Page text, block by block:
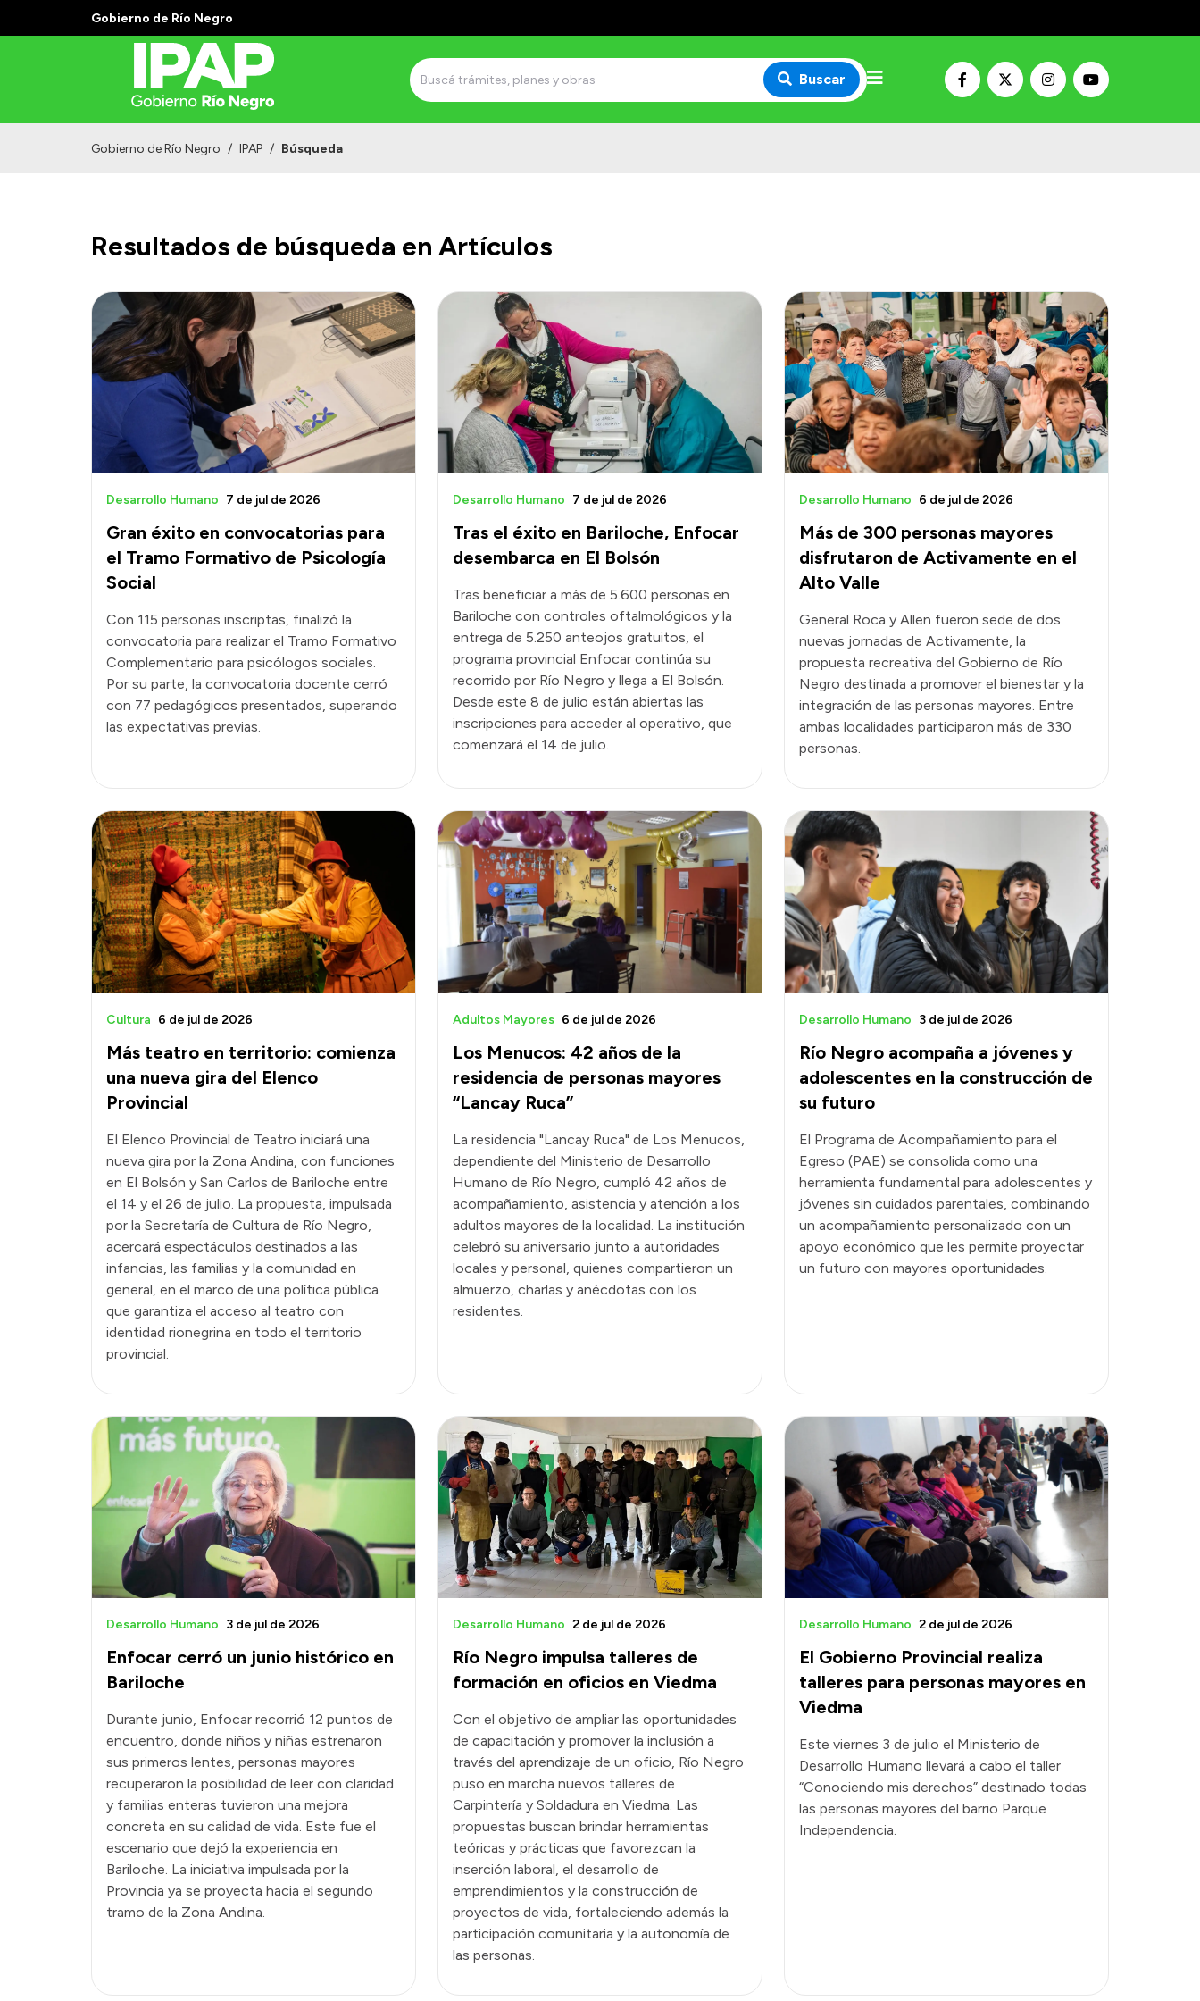
Gobierno de Río Negro
Buscar
Gobierno de Río Negro / IPAP / Búsqueda
Resultados de búsqueda en Artículos
Gran éxito en convocatorias para
el Tramo Formativo de Psicología
Social
Desarrollo Humano 7 de jul de 2026
Con 115 personas inscriptas, finalizó la
convocatoria para realizar el Tramo Formativo
Complementario para psicólogos sociales.
Por su parte, la convocatoria docente cerró
con 77 pedagógicos presentados, superando
las expectativas previas.
Tras el éxito en Bariloche, Enfocar
desembarca en El Bolsón
Desarrollo Humano 7 de jul de 2026
Tras beneficiar a más de 5.600 personas en
Bariloche con controles oftalmológicos y la
entrega de 5.250 anteojos gratuitos, el
programa provincial Enfocar continúa su
recorrido por Río Negro y llega a El Bolsón.
Desde este 8 de julio están abiertas las
inscripciones para acceder al operativo, que
comenzará el 14 de julio.
Más de 300 personas mayores
disfrutaron de Activamente en el
Alto Valle
Desarrollo Humano 6 de jul de 2026
General Roca y Allen fueron sede de dos
nuevas jornadas de Activamente, la
propuesta recreativa del Gobierno de Río
Negro destinada a promover el bienestar y la
integración de las personas mayores. Entre
ambas localidades participaron más de 330
personas.
Más teatro en territorio: comienza
una nueva gira del Elenco
Provincial
Cultura 6 de jul de 2026
El Elenco Provincial de Teatro iniciará una
nueva gira por la Zona Andina, con funciones
en El Bolsón y San Carlos de Bariloche entre
el 14 y el 26 de julio. La propuesta, impulsada
por la Secretaría de Cultura de Río Negro,
acercará espectáculos destinados a las
infancias, las familias y la comunidad en
general, en el marco de una política pública
que garantiza el acceso al teatro con
identidad rionegrina en todo el territorio
provincial.
Los Menucos: 42 años de la
residencia de personas mayores
“Lancay Ruca”
Adultos Mayores 6 de jul de 2026
La residencia "Lancay Ruca" de Los Menucos,
dependiente del Ministerio de Desarrollo
Humano de Río Negro, cumpló 42 años de
acompañamiento, asistencia y atención a los
adultos mayores de la localidad. La institución
celebró su aniversario junto a autoridades
locales y personal, quienes compartieron un
almuerzo, charlas y anécdotas con los
residentes.
Río Negro acompaña a jóvenes y
adolescentes en la construcción de
su futuro
Desarrollo Humano 3 de jul de 2026
El Programa de Acompañamiento para el
Egreso (PAE) se consolida como una
herramienta fundamental para adolescentes y
jóvenes sin cuidados parentales, combinando
un acompañamiento personalizado con un
apoyo económico que les permite proyectar
un futuro con mayores oportunidades.
Enfocar cerró un junio histórico en
Bariloche
Desarrollo Humano 3 de jul de 2026
Durante junio, Enfocar recorrió 12 puntos de
encuentro, donde niños y niñas estrenaron
sus primeros lentes, personas mayores
recuperaron la posibilidad de leer con claridad
y familias enteras tuvieron una mejora
concreta en su calidad de vida. Este fue el
escenario que dejó la experiencia en
Bariloche. La iniciativa impulsada por la
Provincia ya se proyecta hacia el segundo
tramo de la Zona Andina.
Río Negro impulsa talleres de
formación en oficios en Viedma
Desarrollo Humano 2 de jul de 2026
Con el objetivo de ampliar las oportunidades
de capacitación y promover la inclusión a
través del aprendizaje de un oficio, Río Negro
puso en marcha nuevos talleres de
Carpintería y Soldadura en Viedma. Las
propuestas buscan brindar herramientas
teóricas y prácticas que favorezcan la
inserción laboral, el desarrollo de
emprendimientos y la construcción de
proyectos de vida, fortaleciendo además la
participación comunitaria y la autonomía de
las personas.
El Gobierno Provincial realiza
talleres para personas mayores en
Viedma
Desarrollo Humano 2 de jul de 2026
Este viernes 3 de julio el Ministerio de
Desarrollo Humano llevará a cabo el taller
“Conociendo mis derechos” destinado todas
las personas mayores del barrio Parque
Independencia.